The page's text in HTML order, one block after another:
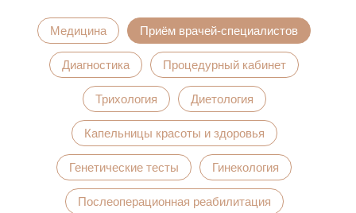
Медицина Приём врачей-специалистов
Диагностика Процедурный кабинет
Трихология Диетология
Капельницы красоты и здоровья
Генетические тесты Гинекология
Послеоперационная реабилитация